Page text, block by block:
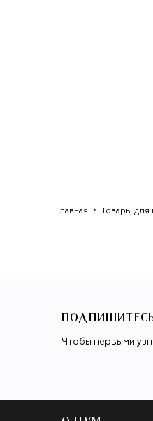
Главная Товары для
Чтобы первыми